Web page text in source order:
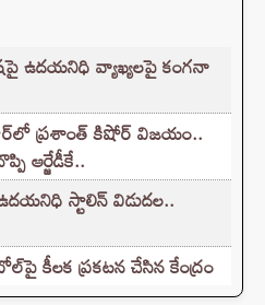
ఉదయనిధి వ్యాఖ్యలపై కంగనా
ప్రశాంత్ కిషోర్ విజయం..
ఆర్జేడీకే..
స్టాలిన్ విడుదల..
కీలక ప్రకటన చేసిన కేంద్రం